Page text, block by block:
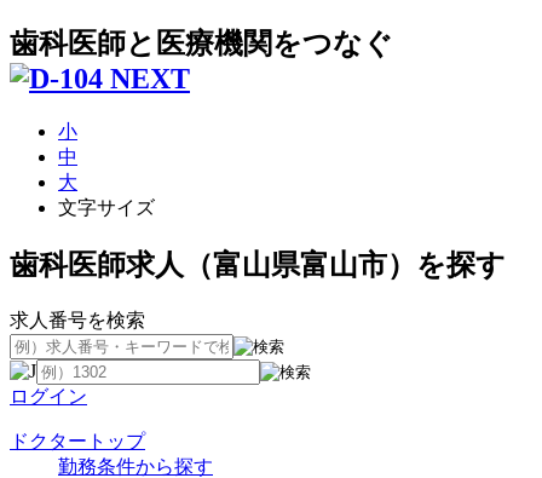
歯科医師と医療機関をつなぐ
小
中
大
文字サイズ
歯科医師求人（富山県富山市）を探す
求人番号を検索
ログイン
ドクタートップ
勤務条件から探す